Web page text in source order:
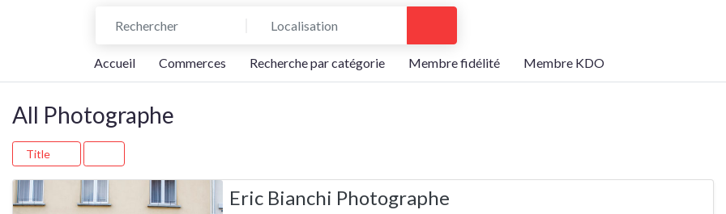
Accueil Commerces Recherche par catégorie Membre fidélité Membre KDO
All Photographe
Title
Eric Bianchi Photographe